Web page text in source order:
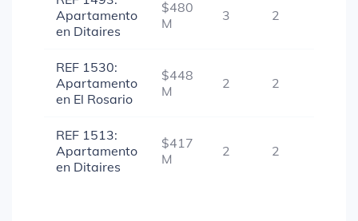
Apartamento
en Ditaires
$480
M
3 2
REF 1530:
Apartamento
en El Rosario
$448
M
2 2
REF 1513:
Apartamento
en Ditaires
$417
M
2 2